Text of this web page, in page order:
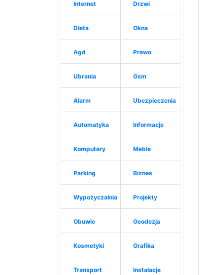
Internet
Dieta
Agd
Ubrania
Alarm
Automatyka
Komputery
Parking
Wypożyczalnia
Obuwie
Kosmetyki
Transport
Drzwi
Okna
Prawo
Gsm
Ubezpieczenia
Informacje
Meble
Biznes
Projekty
Geodezja
Grafika
Instalacje